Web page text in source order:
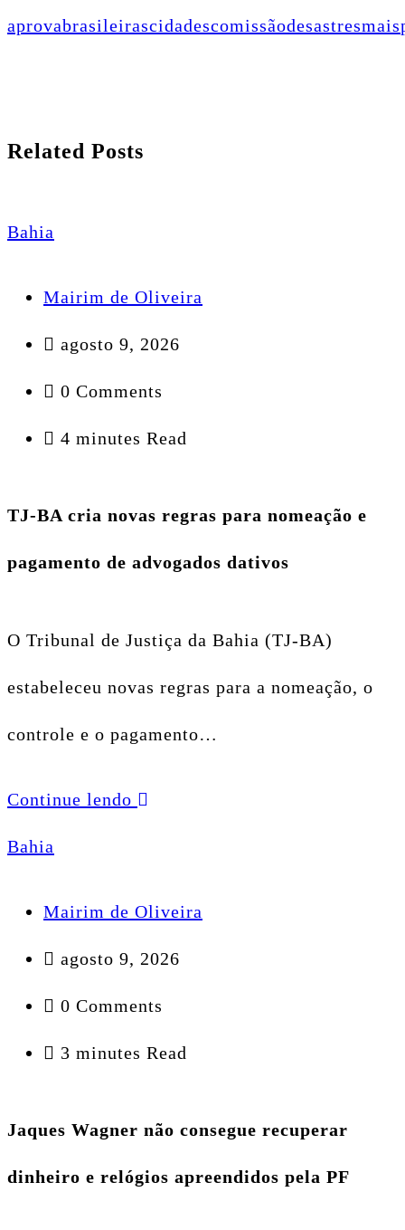
aprovabrasileirascidadescomissãodesastresmais
Related Posts
Bahia
Mairim de Oliveira
agosto 9, 2026
0 Comments
4 minutes Read
TJ-BA cria novas regras para nomeação e
pagamento de advogados dativos
O Tribunal de Justiça da Bahia (TJ-BA)
estabeleceu novas regras para a nomeação, o
controle e o pagamento…
Continue lendo
Bahia
Mairim de Oliveira
agosto 9, 2026
0 Comments
3 minutes Read
Jaques Wagner não consegue recuperar
dinheiro e relógios apreendidos pela PF